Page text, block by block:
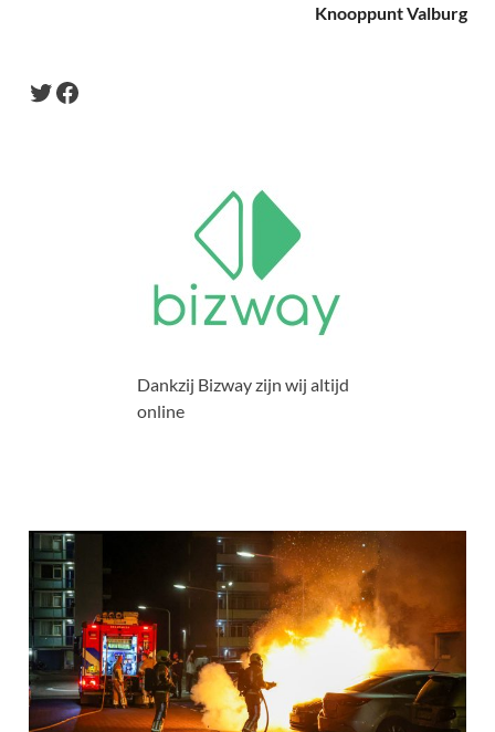
Knooppunt Valburg
Dankzij Bizway zijn wij altijd
online